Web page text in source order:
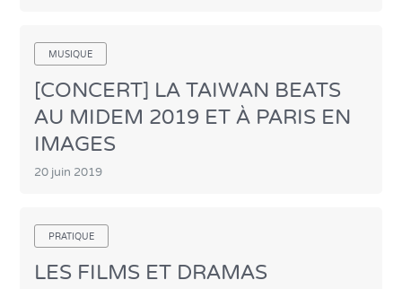
MUSIQUE
[CONCERT] LA TAIWAN BEATS
AU MIDEM 2019 ET À PARIS EN
IMAGES
20 juin 2019
PRATIQUE
LES FILMS ET DRAMAS